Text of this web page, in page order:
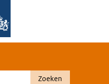
Zoeken